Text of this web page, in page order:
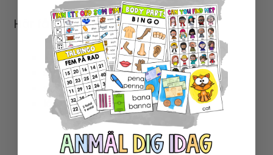
Här får eleverna träna på:
lyssna på ljud i trestaviga ord
skilja mellan vokaler och konsonanter
stava små ord på egen hand
läsa rätt ord